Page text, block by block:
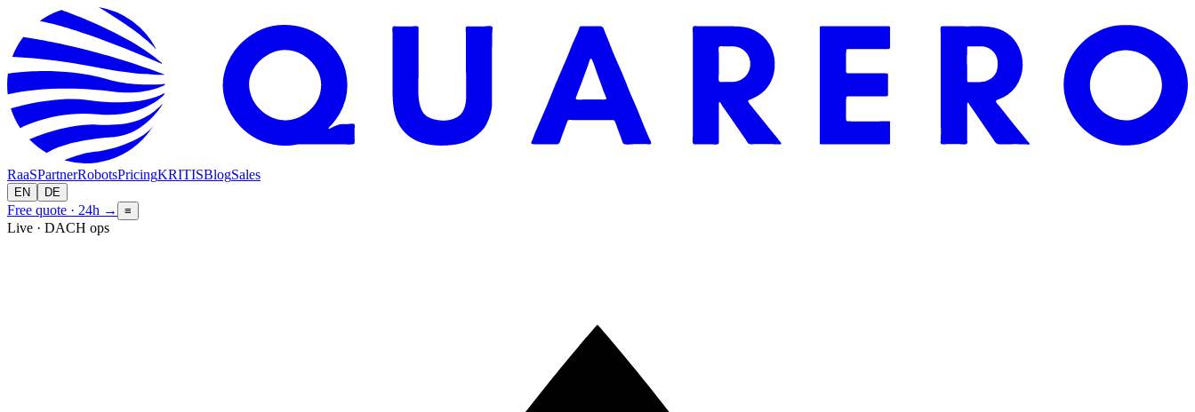
RaaSPartnerRobotsPricingKRITISBlogSales
EN DE
Free quote · 24h → ≡
Live · DACH ops